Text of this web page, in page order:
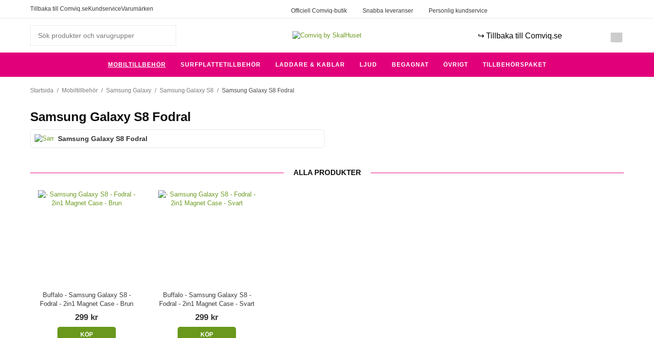
Tillbaka till Comviq.se KundserviceVarumärken Officiell Comviq-butik Snabba leveranser Personlig kundservice
↪️ Tillbaka till Comviq.se
MOBILTILLBEHÖR SURFPLATTETILLBEHÖR LADDARE & KABLAR LJUD BEGAGNAT ÖVRIGT TILLBEHÖRSPAKET
Startsida / Mobiltillbehör / Samsung Galaxy / Samsung Galaxy S8 / Samsung Galaxy S8 Fodral
Samsung Galaxy S8 Fodral
Samsung Galaxy S8 Fodral
ALLA PRODUKTER
Buffalo - Samsung Galaxy S8 -
Fodral - 2in1 Magnet Case - Brun
299 kr
KÖP
Buffalo - Samsung Galaxy S8 -
Fodral - 2in1 Magnet Case - Svart
299 kr
KÖP